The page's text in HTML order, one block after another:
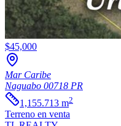
$45,000
Mar Caribe
Naguabo 00718 PR
1,155.713 m2
Terreno en venta